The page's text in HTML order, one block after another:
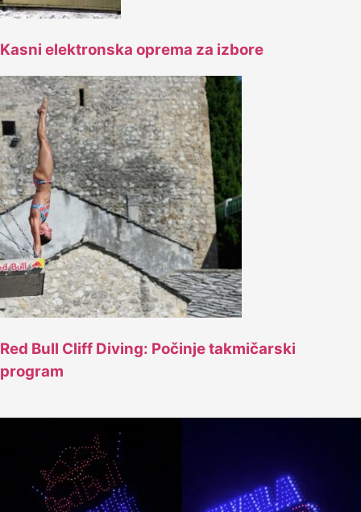
Kasni elektronska oprema za izbore
Red Bull Cliff Diving: Počinje takmičarski
program